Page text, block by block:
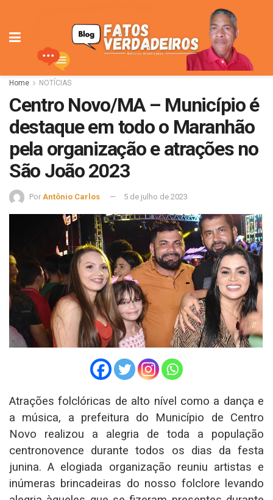
Home NOTÍCIAS
Centro Novo/MA – Município é
destaque em todo o Maranhão
pela organização e atrações no
São João 2023
Por Antônio Carlos 5 de julho de 2023
Atrações folclóricas de alto nível como a dança e
a música, a prefeitura do Município de Centro
Novo realizou a alegria de toda a população
centronovence durante todos os dias da festa
junina. A elogiada organização reuniu artistas e
inúmeras brincadeiras do nosso folclore levando